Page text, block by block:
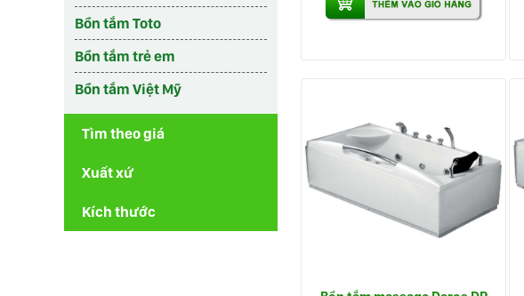
Bồn tắm Toto
Bồn tắm trẻ em
Bồn tắm Việt Mỹ
Tìm theo giá
Xuất xứ
Kích thước